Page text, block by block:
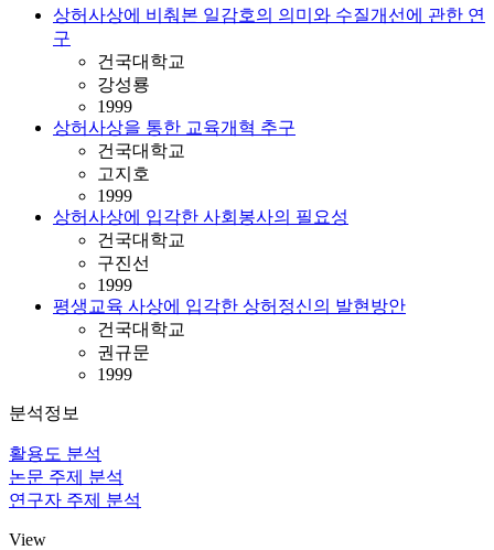
상허사상에 비춰본 일감호의 의미와 수질개선에 관한 연
구
건국대학교
강성룡
1999
상허사상을 통한 교육개혁 추구
건국대학교
고지호
1999
상허사상에 입각한 사회봉사의 필요성
건국대학교
구진선
1999
평생교육 사상에 입각한 상허정신의 발현방안
건국대학교
권규문
1999
분석정보
활용도 분석
논문 주제 분석
연구자 주제 분석
View